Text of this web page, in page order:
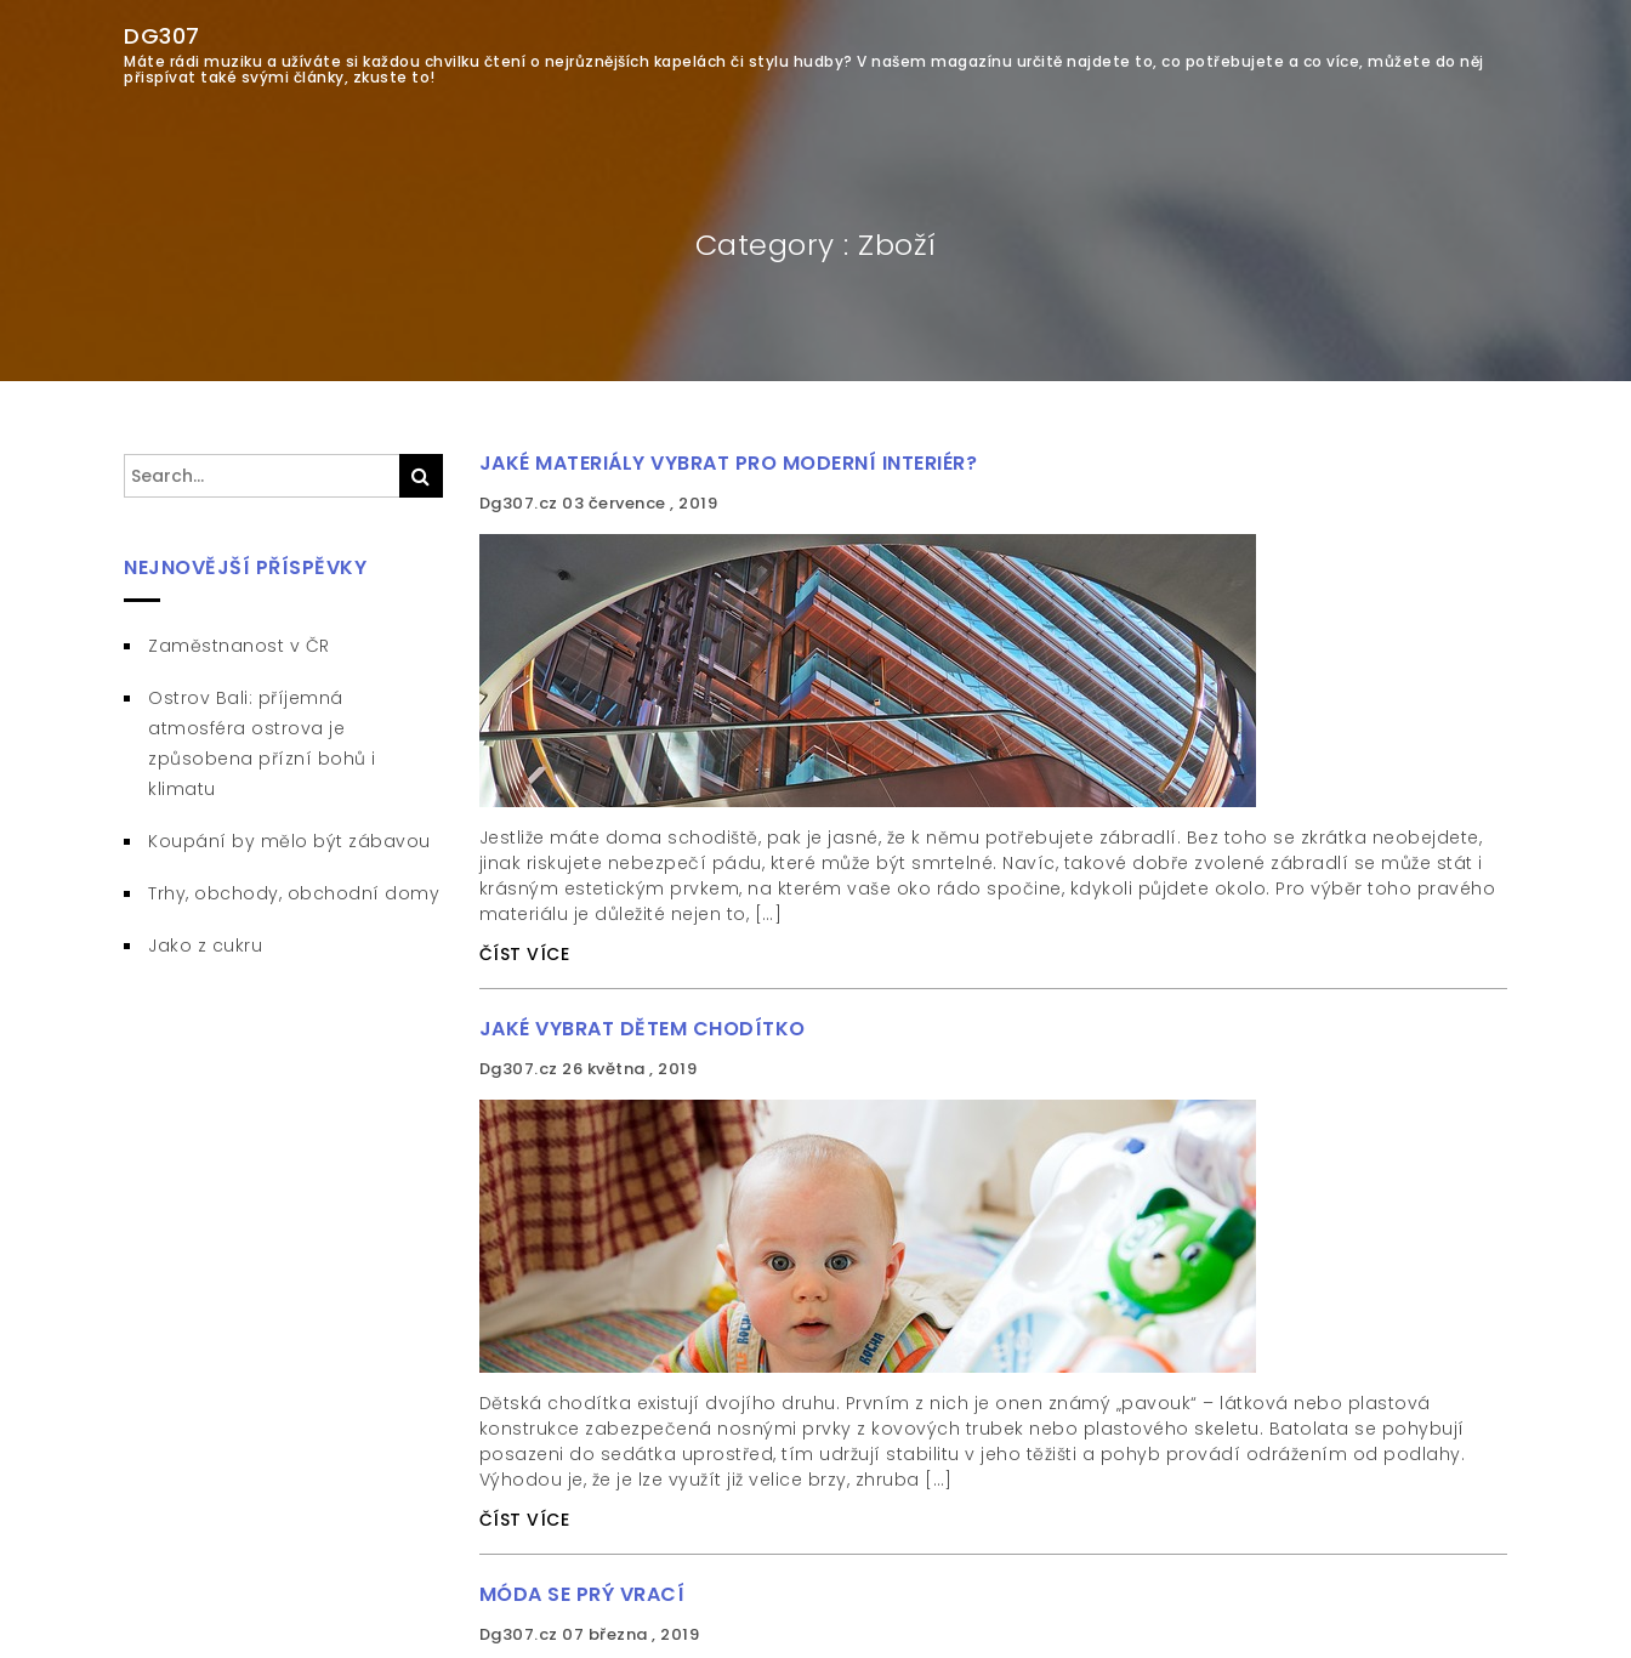
DG307
Máte rádi muziku a užíváte si každou chvilku čtení o nejrůznějších kapelách či stylu hudby? V našem magazínu určitě najdete to, co potřebujete a co více, můžete do něj
přispívat také svými články, zkuste to!
Category : Zboží
JAKÉ MATERIÁLY VYBRAT PRO MODERNÍ INTERIÉR?
Dg307.cz 03 července , 2019
Jestliže máte doma schodiště, pak je jasné, že k němu potřebujete zábradlí. Bez toho se zkrátka neobejdete,
jinak riskujete nebezpečí pádu, které může být smrtelné. Navíc, takové dobře zvolené zábradlí se může stát i
krásným estetickým prvkem, na kterém vaše oko rádo spočine, kdykoli půjdete okolo. Pro výběr toho pravého
materiálu je důležité nejen to, […]
ČÍST VÍCE
JAKÉ VYBRAT DĚTEM CHODÍTKO
Dg307.cz 26 května , 2019
Dětská chodítka existují dvojího druhu. Prvním z nich je onen známý „pavouk“ – látková nebo plastová
konstrukce zabezpečená nosnými prvky z kovových trubek nebo plastového skeletu. Batolata se pohybují
posazeni do sedátka uprostřed, tím udržují stabilitu v jeho těžišti a pohyb provádí odrážením od podlahy.
Výhodou je, že je lze využít již velice brzy, zhruba […]
ČÍST VÍCE
MÓDA SE PRÝ VRACÍ
Dg307.cz 07 března , 2019
Search
for:
Search
NEJNOVĚJŠÍ PŘÍSPĚVKY
Zaměstnanost v ČR
Ostrov Bali: příjemná
atmosféra ostrova je
způsobena přízní bohů i
klimatu
Koupání by mělo být zábavou
Trhy, obchody, obchodní domy
Jako z cukru